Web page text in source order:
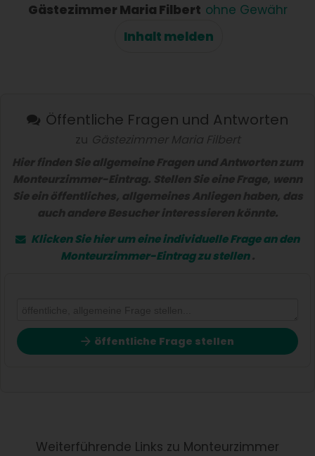
Gästezimmer Maria Filbert ohne Gewähr
Inhalt melden
Öffentliche Fragen und Antworten
zu Gästezimmer Maria Filbert
Hier finden Sie allgemeine Fragen und Antworten zum
Monteurzimmer-Eintrag. Stellen Sie eine Frage, wenn
Sie ein öffentliches, allgemeines Anliegen haben, das
auch andere Besucher interessieren könnte.
Klicken Sie hier um eineindividuelle Fragean den
Monteurzimmer-Eintrag zu stellen.
öffentliche Frage stellen
Weiterführende Links zu Monteurzimmer